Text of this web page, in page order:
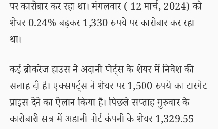
पर कारोबार कर रहा था। मंगलवार ( 12 मार्च, 2024) को
शेयर 0.24% बढ़कर 1,330 रुपये पर कारोबार कर रहा
था।
कई ब्रोकरेज हाउस ने अदानी पोर्ट्स के शेयर में निवेश की
सलाह दी है। एक्सपर्ट्स ने शेयर पर 1,500 रुपये का टारगेट
प्राइस देने का ऐलान किया है। पिछले सप्ताह गुरुवार के
कारोबारी सत्र में अडानी पोर्ट कंपनी के शेयर 1,329.55